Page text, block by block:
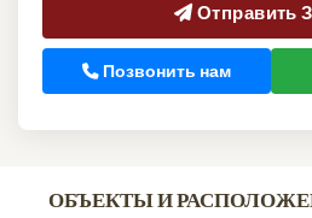
Отправить
Позвонить нам
ОБЪЕКТЫ И